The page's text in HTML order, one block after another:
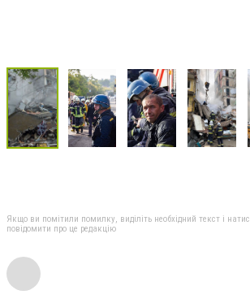
Якщо ви помітили помилку, виділіть необхідний текст і
повідомити про це редакцію